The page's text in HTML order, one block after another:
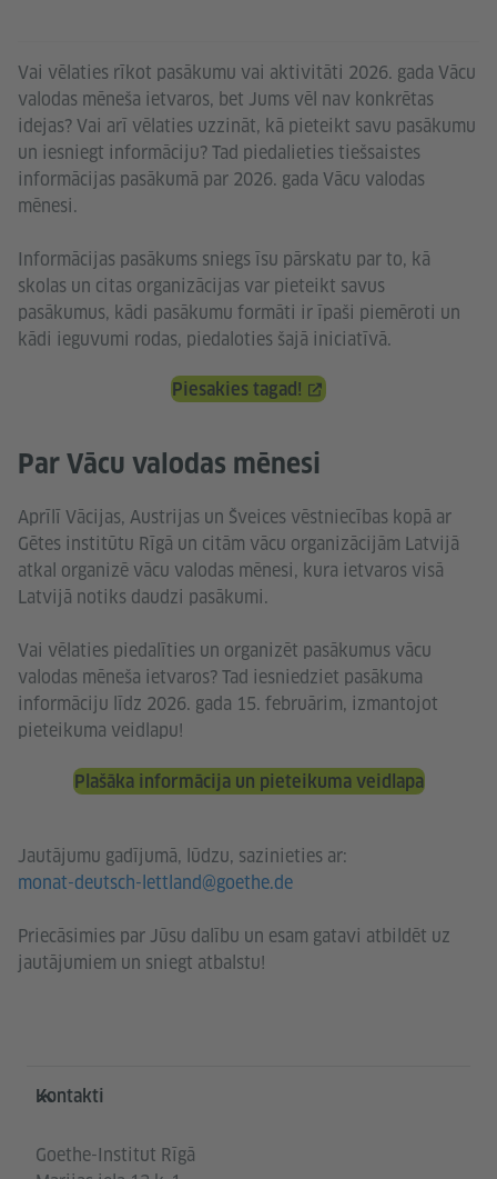
Vai vēlaties rīkot pasākumu vai aktivitāti 2026. gada Vācu
valodas mēneša ietvaros, bet Jums vēl nav konkrētas
idejas? Vai arī vēlaties uzzināt, kā pieteikt savu pasākumu
un iesniegt informāciju? Tad piedalieties tiešsaistes
informācijas pasākumā par 2026. gada Vācu valodas
mēnesi.
Informācijas pasākums sniegs īsu pārskatu par to, kā
skolas un citas organizācijas var pieteikt savus
pasākumus, kādi pasākumu formāti ir īpaši piemēroti un
kādi ieguvumi rodas, piedaloties šajā iniciatīvā.
Piesakies tagad!
Par Vācu valodas mēnesi
Aprīlī Vācijas, Austrijas un Šveices vēstniecības kopā ar
Gētes institūtu Rīgā un citām vācu organizācijām Latvijā
atkal organizē vācu valodas mēnesi, kura ietvaros visā
Latvijā notiks daudzi pasākumi.
Vai vēlaties piedalīties un organizēt pasākumus vācu
valodas mēneša ietvaros? Tad iesniedziet pasākuma
informāciju līdz 2026. gada 15. februārim, izmantojot
pieteikuma veidlapu!
Plašāka informācija un pieteikuma veidlapa
Jautājumu gadījumā, lūdzu, sazinieties ar:
monat-deutsch-lettland@goethe.de
Priecāsimies par Jūsu dalību un esam gatavi atbildēt uz
jautājumiem un sniegt atbalstu!
Service- und Informationsbereich
Kontakti
Goethe-Institut Rīgā